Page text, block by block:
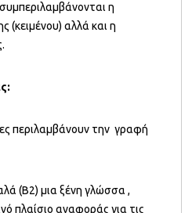
η
(κειμένου) αλλά και η
περιλαμβάνουν την γραφή
(B2) μια ξένη γλώσσα ,
πλαίσιο αναφοράς για τις